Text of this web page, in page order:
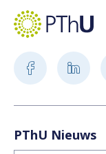
PThU Nieuws